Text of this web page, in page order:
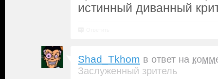
истинный диванный
Shad_Tkhom в ответ на
Заслуженный зритель